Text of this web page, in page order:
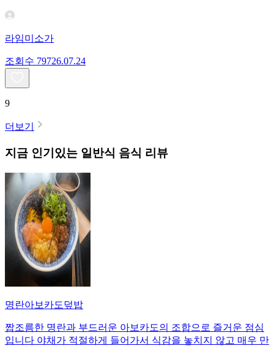
라임미소가
조회수 79726.07.24
9
더보기
지금 인기있는 일반식 음식 리뷰
명란아보카도덮밥
짭조름한 명란과 부드러운 아보카도의 조합으로 즐거운 점심
입니다 야채가 적절하게 들어가서 식감을 놓치지 않고 매우 만